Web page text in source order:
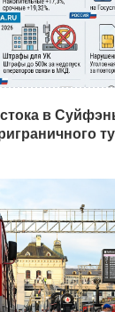
начали
изменений,
в